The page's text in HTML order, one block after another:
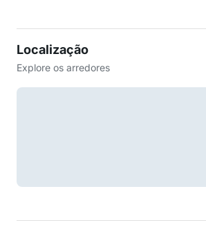
Localização
Explore os arredores